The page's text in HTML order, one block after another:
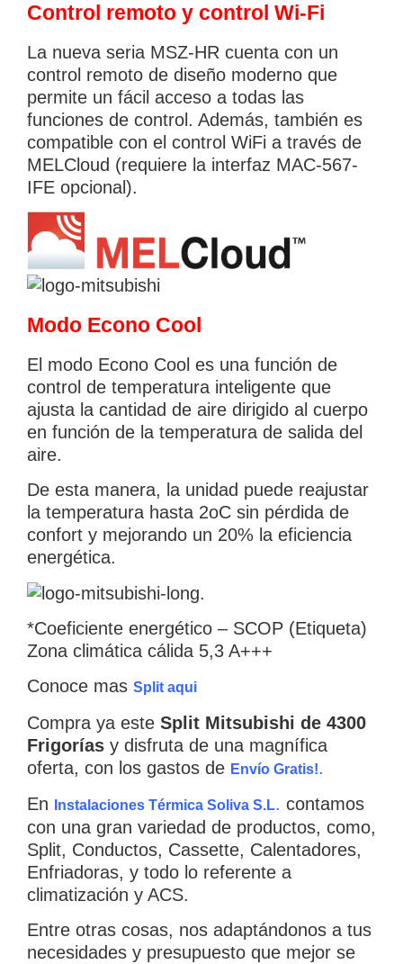
Control remoto y control Wi-Fi
La nueva seria MSZ-­HR cuenta con un
control remoto de diseño moderno que
permite un fácil acceso a todas las
funciones de control. Además, también es
compatible con el control WiFi a través de
MELCloud (requiere la interfaz MAC­-567-
IF­E opcional).
Modo Econo Cool
El modo Econo Cool es una función de
control de temperatura inteligente que
ajusta la cantidad de aire dirigido al cuerpo
en función de la temperatura de salida del
aire.
De esta manera, la unidad puede reajustar
la temperatura hasta 2oC sin pérdida de
confort y mejorando un 20% la eficiencia
energética.
*Coeficiente energético – SCOP (Etiqueta)
Zona climática cálida 5,3 A+++
Conoce mas Split aqui
Compra ya este Split Mitsubishi de 4300
Frigorías y disfruta de una magnífica
oferta, con los gastos de Envío Gratis!.
En
Instalaciones Térmica Soliva S.L. contamos
con una gran variedad de productos, como,
Split, Conductos, Cassette, Calentadores,
Enfriadoras, y todo lo referente a
climatización y ACS.
Entre otras cosas, nos adaptándonos a tus
necesidades y presupuesto que mejor se